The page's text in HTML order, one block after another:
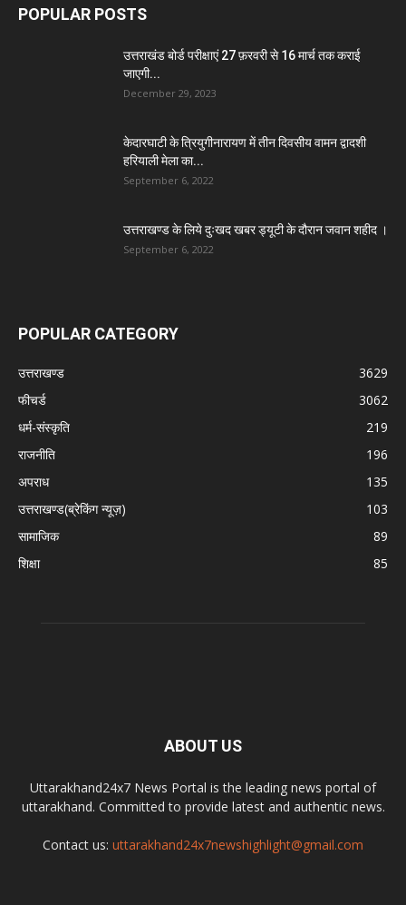
POPULAR POSTS
उत्तराखंड बोर्ड परीक्षाएं 27 फ़रवरी से 16 मार्च तक कराई
जाएगी...
December 29, 2023
केदारघाटी के त्रियुगीनारायण में तीन दिवसीय वामन द्वादशी
हरियाली मेला का...
September 6, 2022
उत्तराखण्ड के लिये दुःखद खबर ड्यूटी के दौरान जवान शहीद ।
September 6, 2022
POPULAR CATEGORY
उत्तराखण्ड
3629
फीचर्ड
3062
धर्म-संस्कृति
219
राजनीति
196
अपराध
135
उत्तराखण्ड(ब्रेकिंग न्यूज़)
103
सामाजिक
89
शिक्षा
85
ABOUT US
Uttarakhand24x7 News Portal is the leading news portal of
uttarakhand. Committed to provide latest and authentic news.
Contact us: uttarakhand24x7newshighlight@gmail.com